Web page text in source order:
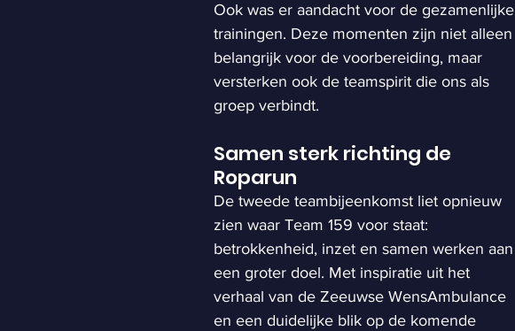
Ook was er aandacht voor de gezamenlijke
trainingen. Deze momenten zijn niet alleen
belangrijk voor de voorbereiding, maar
versterken ook de teamspirit die ons als
groep verbindt.
Samen sterk richting de
Roparun
De tweede teambijeenkomst liet opnieuw
zien waar Team 159 voor staat:
betrokkenheid, inzet en samen werken aan
een groter doel. Met inspiratie uit het
verhaal van de Zeeuwse WensAmbulance
en een duidelijke blik op de komende